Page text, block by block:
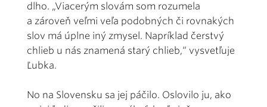
dlho. „Viacerým slovám som rozumela
a zároveň veľmi veľa podobných či rovnakých
slov má úplne iný zmysel. Napríklad čerstvý
chlieb u nás znamená starý chlieb,“ vysvetľuje
Ľubka.
No na Slovensku sa jej páčilo. Oslovilo ju, ako